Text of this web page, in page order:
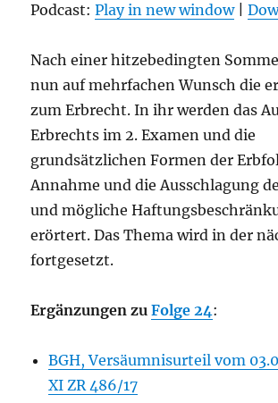
Podcast:Play in new window|
Nach einer hitzebedingten
nun auf mehrfachen Wunsch die
zum Erbrecht. In ihr werden das
Erbrechts im 2. Examen und die
grundsätzlichen Formen der
Annahme und die Ausschlagung
und mögliche
erörtert. Das Thema wird in der
fortgesetzt.
Ergänzungen zuFolge 24:
BGH, Versäumnisurteil vom
XI ZR 486/17